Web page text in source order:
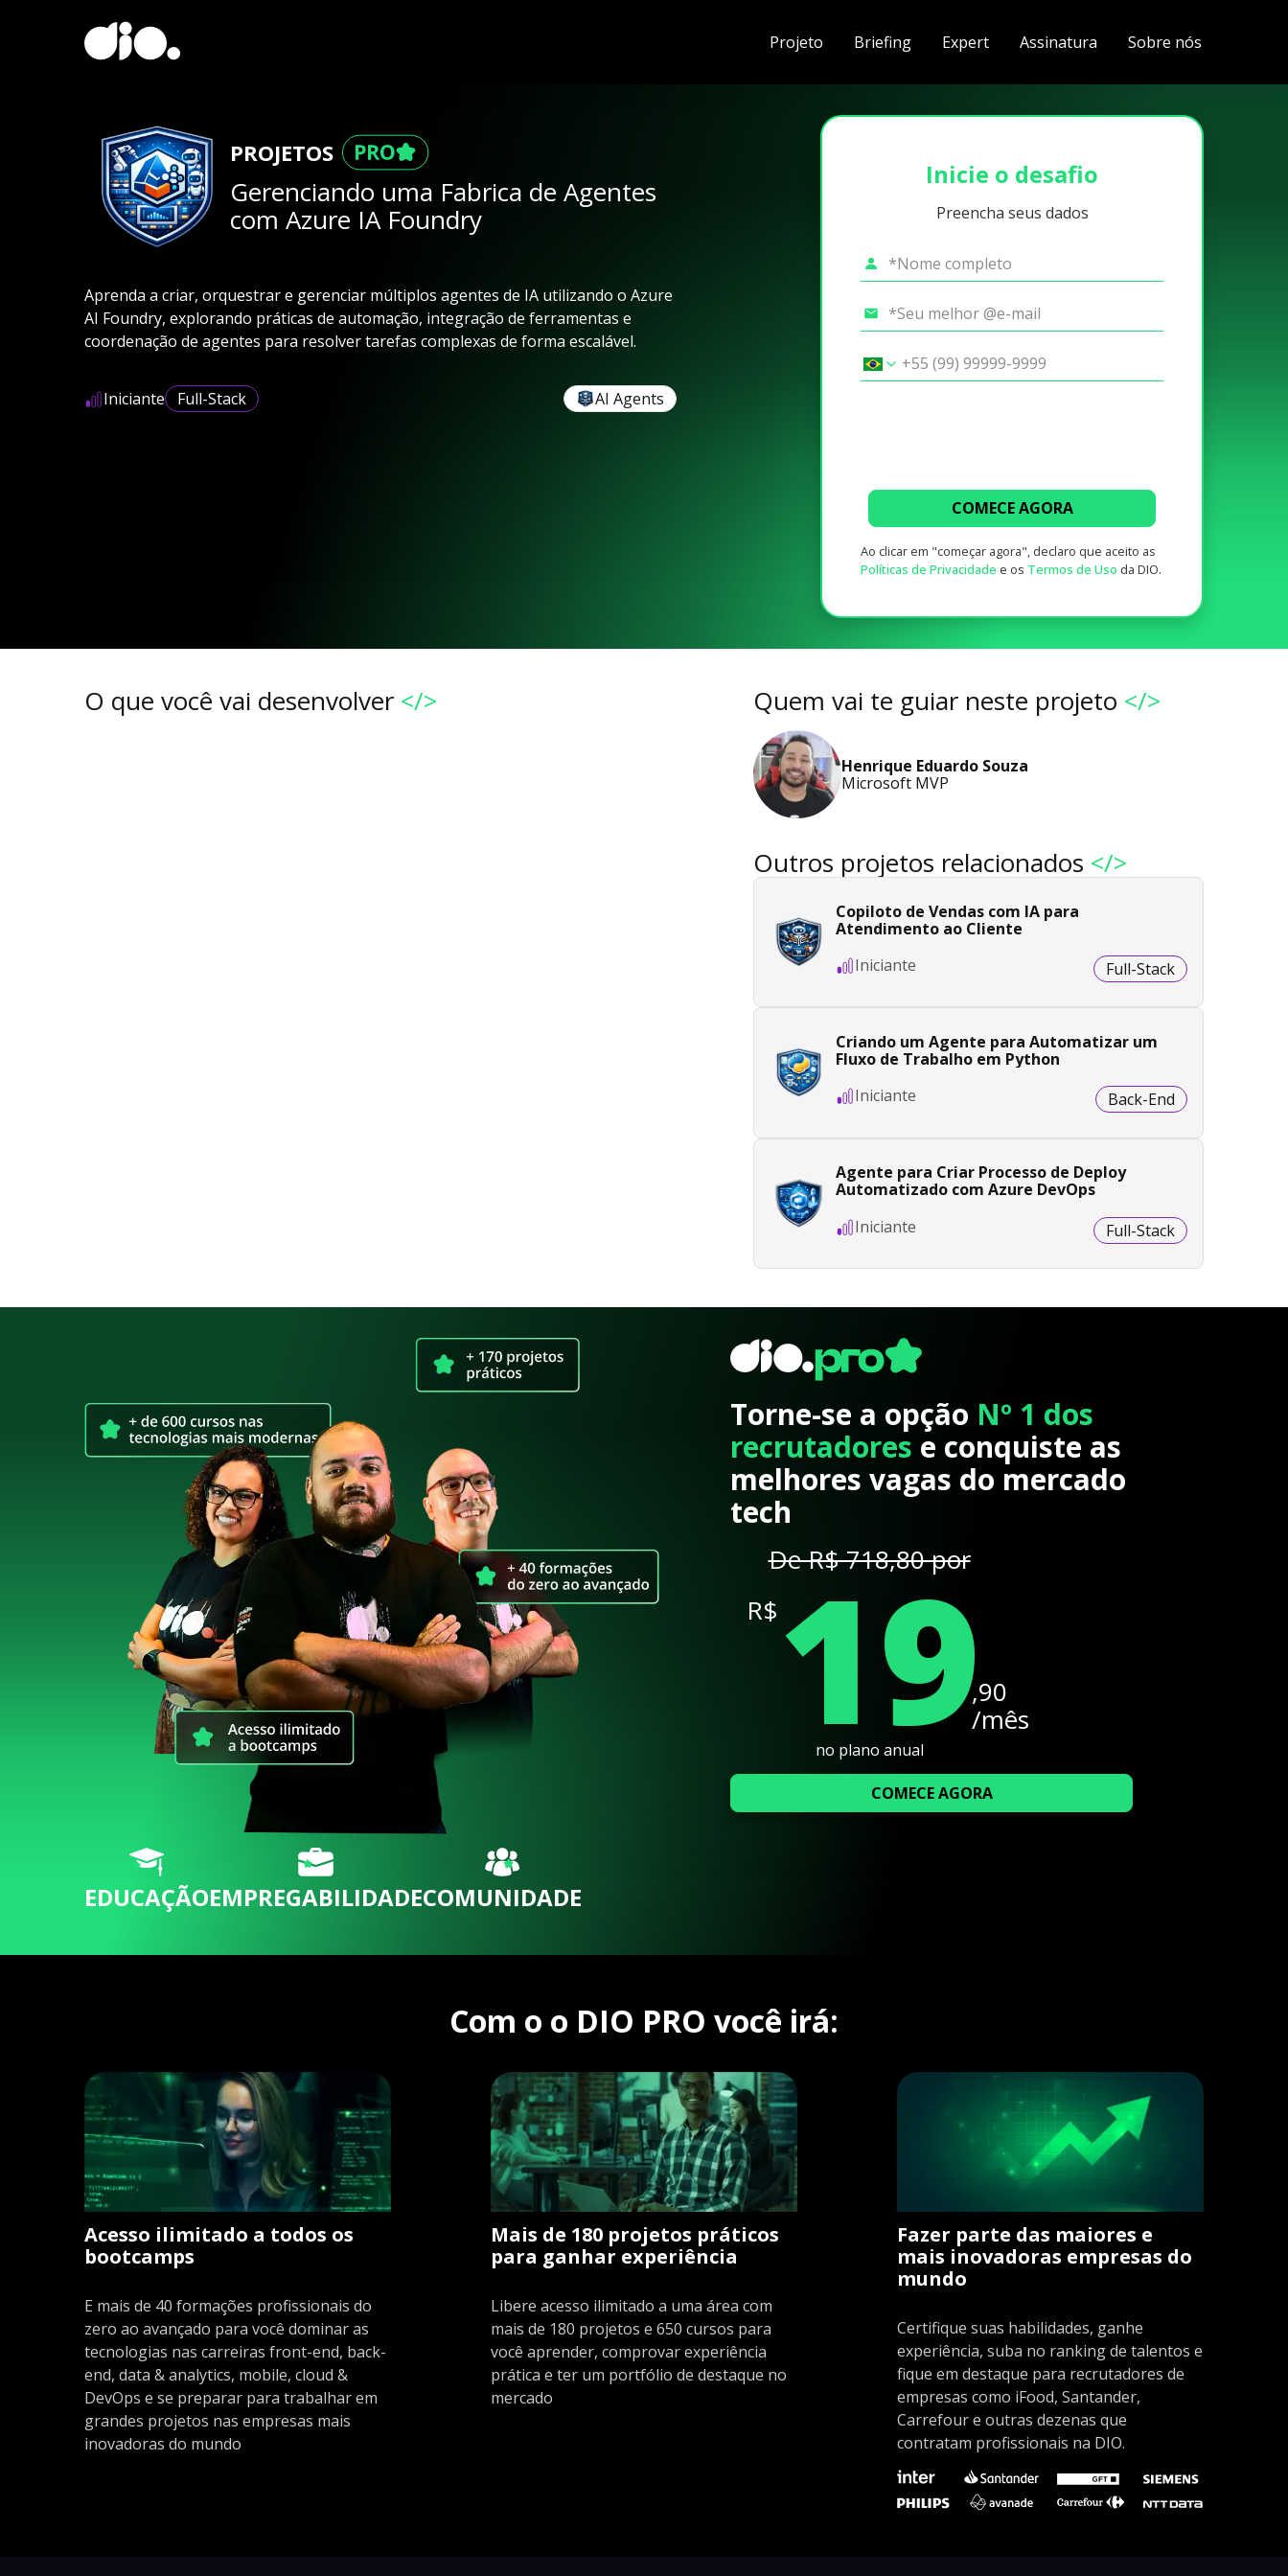
Projeto Briefing Expert Assinatura Sobre nós
PROJETOS
Gerenciando uma Fabrica de Agentes
com Azure IA Foundry
Aprenda a criar, orquestrar e gerenciar múltiplos agentes de IA utilizando o Azure
AI Foundry, explorando práticas de automação, integração de ferramentas e
coordenação de agentes para resolver tarefas complexas de forma escalável.
Iniciante Full-Stack AI Agents
Inicie o desafio
Preencha seus dados
COMECE AGORA
Ao clicar em "começar agora", declaro que aceito as
Políticas de Privacidade e os Termos de Uso da DIO.
O que você vai desenvolver </> Quem vai te guiar neste projeto </>
Henrique Eduardo Souza
Microsoft MVP
Outros projetos relacionados </>
Copiloto de Vendas com IA para
Atendimento ao Cliente
Iniciante
Full-Stack
Criando um Agente para Automatizar um
Fluxo de Trabalho em Python
Iniciante
Back-End
Agente para Criar Processo de Deploy
Automatizado com Azure DevOps
Iniciante
Full-Stack
EDUCAÇÃOEMPREGABILIDADECOMUNIDADE
Torne-se a opção Nº 1 dos
recrutadores e conquiste as
melhores vagas do mercado
tech
De R$ 718,80 por
R$ 19,90
/mês
no plano anual
COMECE AGORA
Com o o DIO PRO você irá:
Acesso ilimitado a todos os
bootcamps
E mais de 40 formações profissionais do
zero ao avançado para você dominar as
tecnologias nas carreiras front-end, back-
end, data & analytics, mobile, cloud &
DevOps e se preparar para trabalhar em
grandes projetos nas empresas mais
inovadoras do mundo
Mais de 180 projetos práticos
para ganhar experiência
Libere acesso ilimitado a uma área com
mais de 180 projetos e 650 cursos para
você aprender, comprovar experiência
prática e ter um portfólio de destaque no
mercado
Fazer parte das maiores e
mais inovadoras empresas do
mundo
Certifique suas habilidades, ganhe
experiência, suba no ranking de talentos e
fique em destaque para recrutadores de
empresas como iFood, Santander,
Carrefour e outras dezenas que
contratam profissionais na DIO.